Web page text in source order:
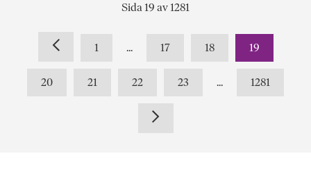
Sida 19 av 1281
1 ... 17 18 19
20 21 22 23 ... 1281